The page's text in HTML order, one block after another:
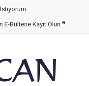
Bültene Kayıt Olun ❞